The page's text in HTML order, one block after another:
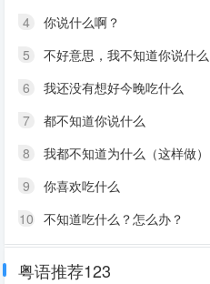
4
你说什么啊？
5
不好意思，我不知道你说什么
6
我还没有想好今晚吃什么
7
都不知道你说什么
8
我都不知道为什么（这样做）
9
你喜欢吃什么
10 不知道吃什么？怎么办？
粤语推荐123